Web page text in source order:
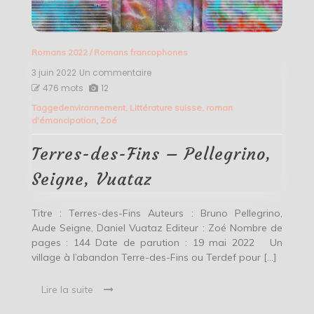
Romans 2022/ Romans francophones
3 juin 2022 Un commentairesur
Fins
Vuataz
476 mots 12
Taggedenvironnement, Littérature suisse, roman
d'émancipation, Zoé
Terres-des-Fins – Pellegrino,
Seigne, Vuataz
Titre : Terres-des-Fins Auteurs : Bruno Pellegrino,
Aude Seigne, Daniel Vuataz Editeur : Zoé Nombre de
pages : 144 Date de parution : 19 mai 2022 Un
village à l’abandon Terre-des-Fins ou Terdef pour […]
Lire la suite